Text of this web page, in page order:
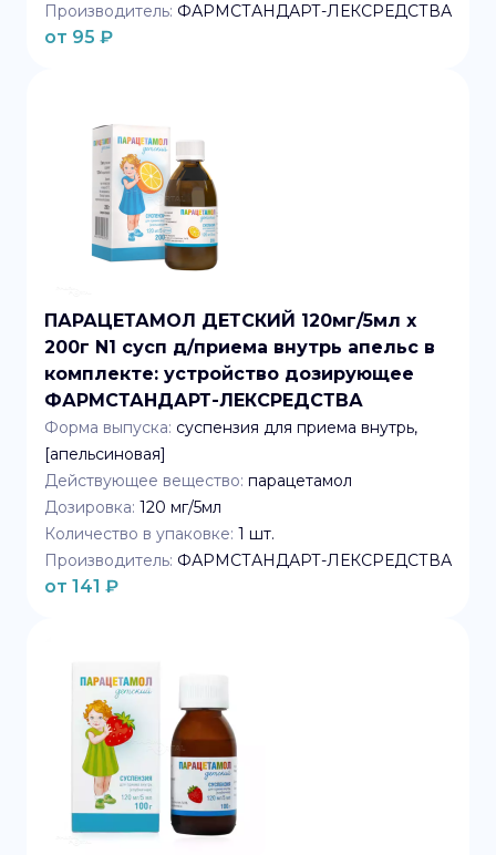
Производитель: ФАРМСТАНДАРТ-ЛЕКСРЕДСТВА
от 95 ₽
ПАРАЦЕТАМОЛ ДЕТСКИЙ 120мг/5мл x
200г N1 сусп д/приема внутрь апельс в
комплекте: устройство дозирующее
ФАРМСТАНДАРТ-ЛЕКСРЕДСТВА
Форма выпуска: суспензия для приема внутрь,
[апельсиновая]
Действующее вещество: парацетамол
Дозировка: 120 мг/5мл
Количество в упаковке: 1 шт.
Производитель: ФАРМСТАНДАРТ-ЛЕКСРЕДСТВА
от 141 ₽